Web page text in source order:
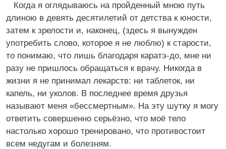
Когда я оглядываюсь на пройденный мною путь
длиною в девять десятилетий от детства к юности,
затем к зрелости и, наконец, (здесь я вынужден
употребить слово, которое я не люблю) к старости,
то понимаю, что лишь благодаря каратэ-до, мне ни
разу не пришлось обращаться к врачу. Никогда в
жизни я не принимал лекарств: ни таблеток, ни
капель, ни уколов. В последнее время друзья
называют меня «бессмертным». На эту шутку я могу
ответить совершенно серьёзно, что моё тело
настолько хорошо тренировано, что противостоит
всем недугам и болезням.